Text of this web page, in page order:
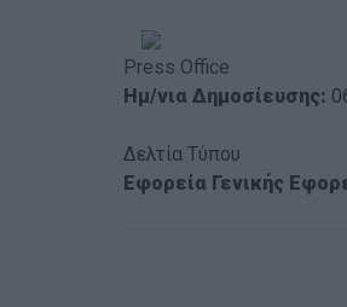
Press Office
Ημ/νια Δημοσίευσης:
Δελτία Τύπου
Εφορεία Γενικής